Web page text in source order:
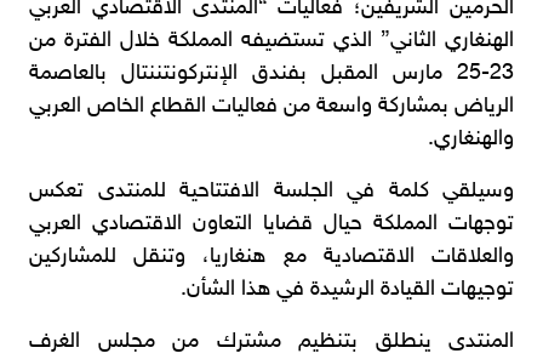
الحرمين الشريفين؛ فعاليات “المنتدى الاقتصادي العربي
الهنغاري الثاني” الذي تستضيفه المملكة خلال الفترة من
23-25 مارس المقبل بفندق الإنتركونتننتال بالعاصمة
الرياض بمشاركة واسعة من فعاليات القطاع الخاص العربي
والهنغاري.
وسيلقي كلمة في الجلسة الافتتاحية للمنتدى تعكس
توجهات المملكة حيال قضايا التعاون الاقتصادي العربي
والعلاقات الاقتصادية مع هنغاريا، وتنقل للمشاركين
توجيهات القيادة الرشيدة في هذا الشأن.
المنتدى ينطلق بتنظيم مشترك من مجلس الغرف